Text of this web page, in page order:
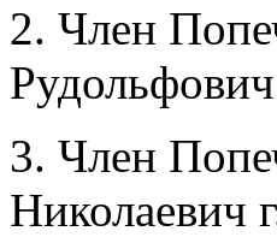
2. Член
3. Член
Николаевич